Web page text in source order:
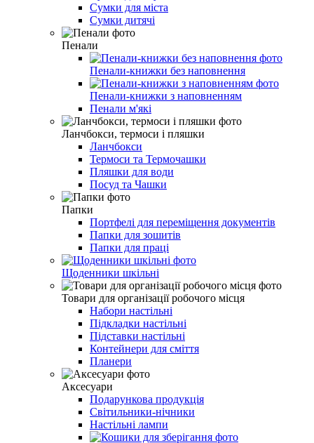
Сумки для міста
Сумки дитячі
Пенали
Пенали-книжки без наповнення
Пенали-книжки з наповненням
Пенали м'які
Ланчбокси, термоси і пляшки
Ланчбокси
Термоси та Термочашки
Пляшки для води
Посуд та Чашки
Папки
Портфелі для переміщення документів
Папки для зошитів
Папки для праці
Щоденники шкільні
Товари для організації робочого місця
Набори настільні
Підкладки настільні
Підставки настільні
Контейнери для сміття
Планери
Аксесуари
Подарункова продукція
Світильники-нічники
Настільні лампи